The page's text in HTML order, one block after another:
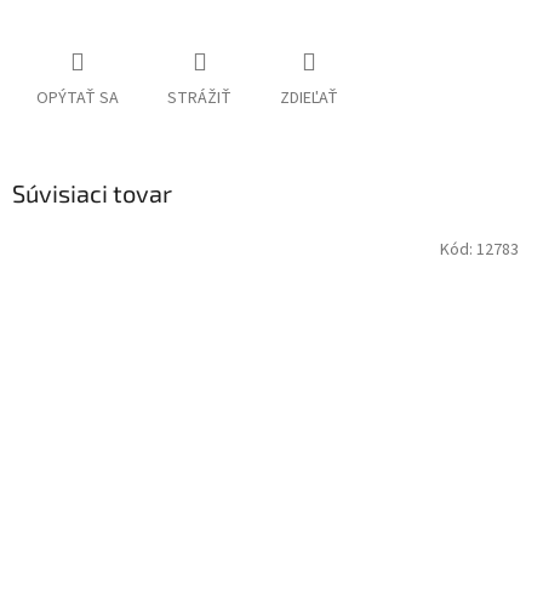
OPÝTAŤ SA STRÁŽIŤ ZDIEĽAŤ
Súvisiaci tovar
Kód: 12783